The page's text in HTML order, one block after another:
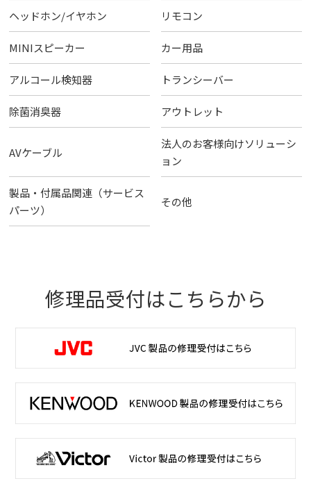
ヘッドホン/イヤホン リモコン
MINIスピーカー カー用品
アルコール検知器 トランシーバー
除菌消臭器 アウトレット
AVケーブル
法人のお客様向けソリューシ
ョン
製品・付属品関連（サービス
パーツ）
その他
修理品受付はこちらから